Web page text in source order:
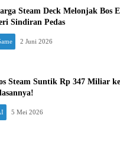
Steam Deck Melonjak Bos
Sindiran Pedas
2 Juni 2026
Steam Suntik Rp 347 Miliar
5 Mei 2026